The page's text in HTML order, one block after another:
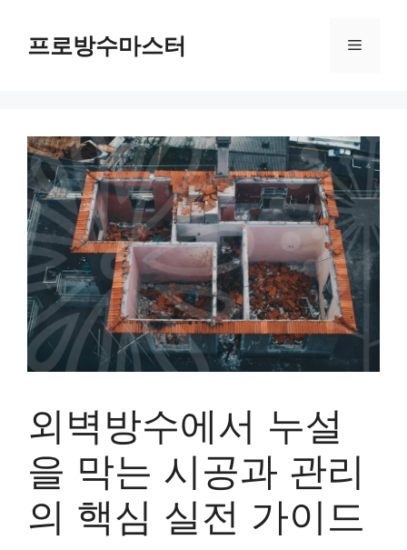
프로방수마스터 메
외벽방수에서 누설
을 막는 시공과 관리
의 핵심 실전 가이드